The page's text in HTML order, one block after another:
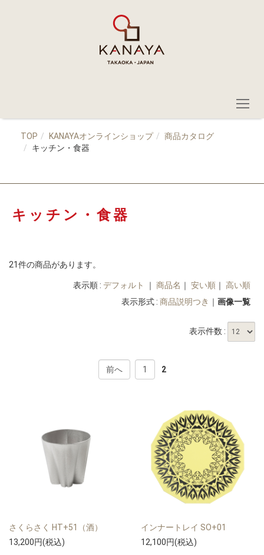
TOP KANAYAオンラインショップ
商品カタログ
キッチン・食器
キッチン・食器
21件の商品があります。
表示順 : デフォルト ｜ 商品名 ｜ 安い順 ｜ 高い順
表示形式 : 商品説明つき ｜ 画像一覧
表示件数 :
前へ 1 2
さくらさく HT+51（酒）
13,200円(税込)
インナートレイ SO+01
12,100円(税込)